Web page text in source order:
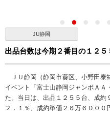
JU静岡
出品台数は今期２番目の１２５
ＪＵ静岡（静岡市葵区、小野田泰
イベント「富士山静岡ジャンボＡＡ
た。当日は、出品１２５５台、成約
２．１％、成約単価２６万６０００